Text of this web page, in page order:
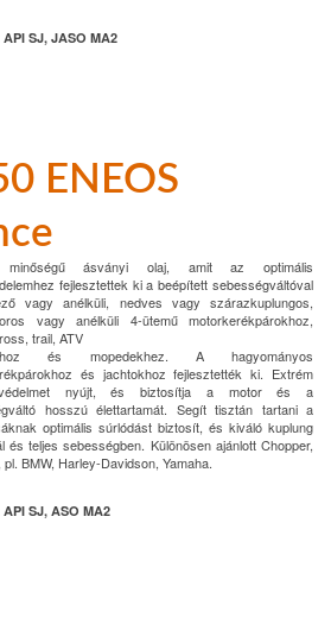
API SJ, JASO MA2
ENEOS
minőségű ásványi olaj, amit az optimális
fejlesztettek ki a beépített sebességváltóval
vagy anélküli, nedves vagy szárazkuplungos,
vagy anélküli 4-ütemű motorkerékpárokhoz,
trail, ATV
és mopedekhez. A hagyományos
és jachtokhoz fejlesztették ki. Extrém
nyújt, és biztosítja a motor és a
hosszú élettartamát. Segít tisztán tartani a
optimális súrlódást biztosít, és kiváló kuplung
teljes sebességben. Különösen ajánlott Chopper,
BMW, Harley-Davidson, Yamaha.
API SJ, ASO MA2